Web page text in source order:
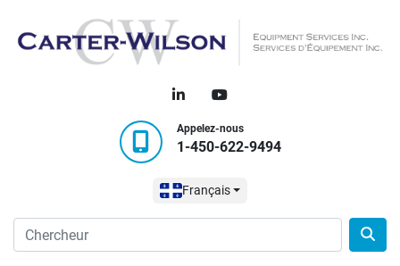
linkedinyoutube
Appelez-nous
1-450-622-9494
Français